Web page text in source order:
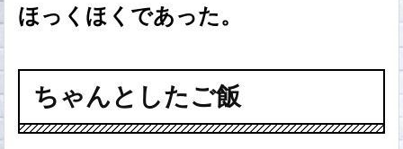
ほっくほくであった。
ちゃんとしたご飯